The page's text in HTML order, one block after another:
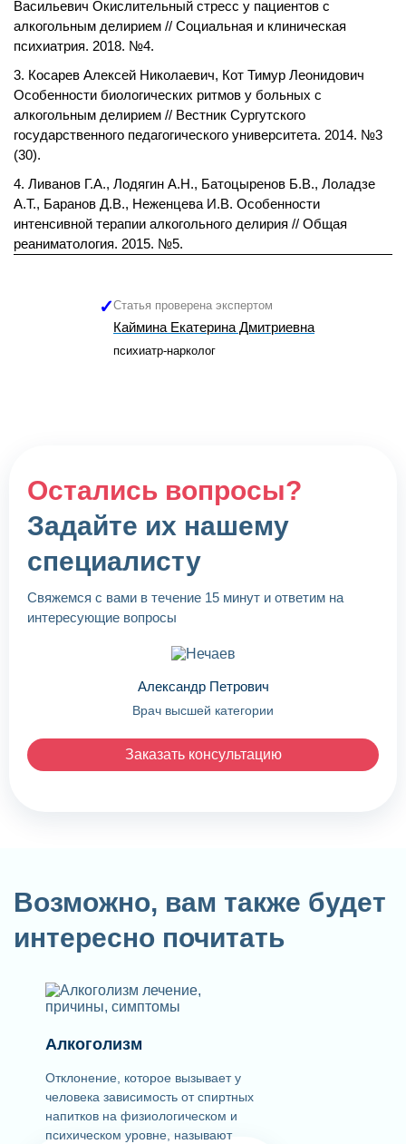
Васильевич Окислительный стресс у пациентов с
алкогольным делирием // Социальная и клиническая
психиатрия. 2018. №4.
Косарев Алексей Николаевич, Кот Тимур Леонидович
Особенности биологических ритмов у больных с
алкогольным делирием // Вестник Сургутского
государственного педагогического университета. 2014. №3
(30).
Ливанов Г.А., Лодягин А.Н., Батоцыренов Б.В., Лоладзе
А.Т., Баранов Д.В., Неженцева И.В. Особенности
интенсивной терапии алкогольного делирия // Общая
реаниматология. 2015. №5.
Статья проверена экспертом
Каймина Екатерина Дмитриевна
психиатр-нарколог
Остались вопросы?
Задайте их нашему
специалисту
Свяжемся с вами в течение 15 минут и ответим на
интересующие вопросы
Александр Петрович
Врач высшей категории
Заказать консультацию
Возможно, вам также будет
интересно почитать
Алкоголизм
Отклонение, которое вызывает у
человека зависимость от спиртных
напитков на физиологическом и
психическом уровне, называют